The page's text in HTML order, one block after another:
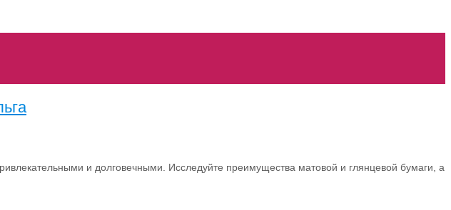
и долговечными. Исследуйте преимущества матовой и глянцевой бумаги, а